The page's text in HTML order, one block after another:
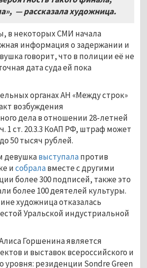
— рассказала художница.
в некоторых СМИ начала
информация о задержании и
говорит, что в полиции её не
дата суда ей пока
органах АН «Между строк»
возбуждения
дела в отношении 28-летней
1 ст. 20.3.3 КоАП РФ, штраф может
50 тысяч рублей.
девушкавыступалапротив
исобралавместе с другими
более 300 подписей, также это
более 100 деятелей культуры.
художница отказалась
Уральской индустриальной
Горшенина является
и выставок всероссийского и
уровня: резиденции Sondre Green